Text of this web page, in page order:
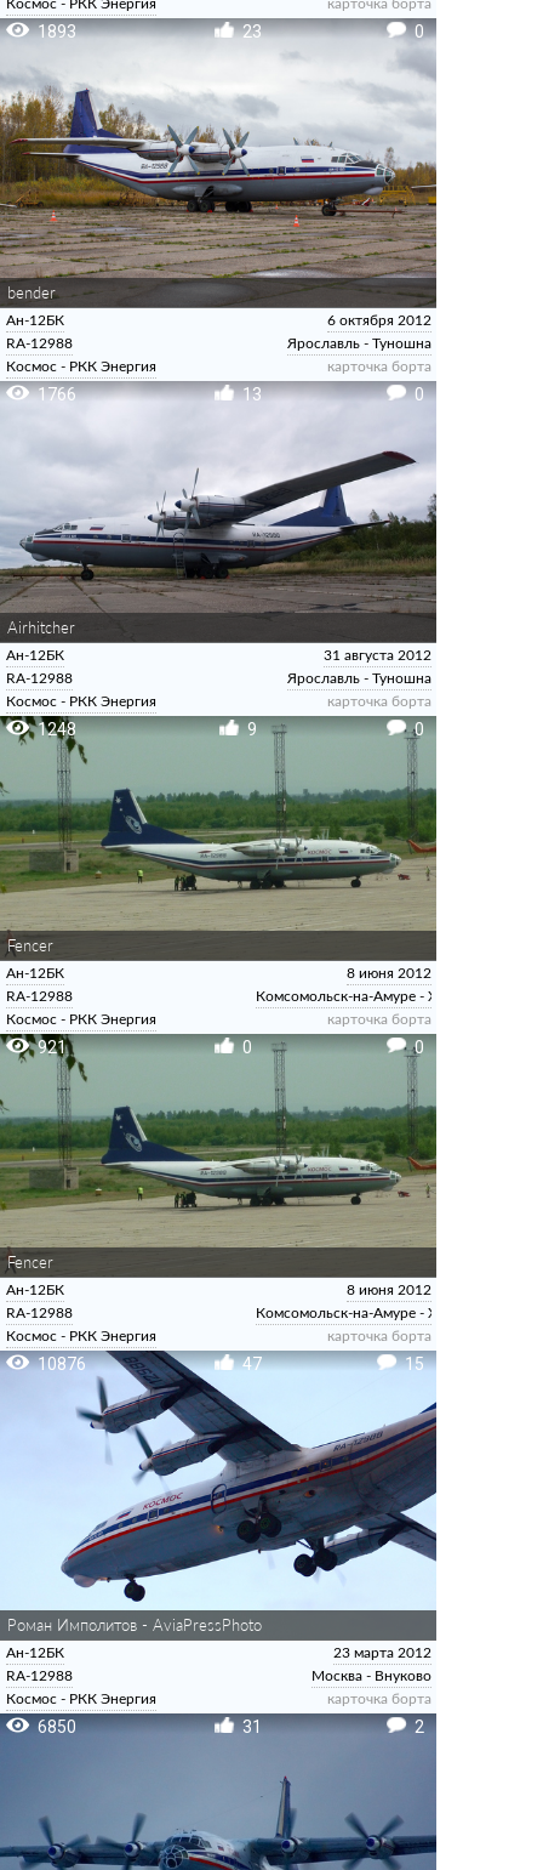
Космос - РКК Энергия карточка борта
1893 23 0
bender
Ан-12БК
RA-12988
Космос - РКК Энергия
6 октября 2012
Ярославль - Туношна
карточка борта
1766 13 0
Airhitcher
Ан-12БК
RA-12988
Космос - РКК Энергия
31 августа 2012
Ярославль - Туношна
карточка борта
1248 9 0
Fencer
Ан-12БК
RA-12988
Космос - РКК Энергия
8 июня 2012
Комсомольск-на-Амуре - Хурба
карточка борта
921 0 0
Fencer
Ан-12БК
RA-12988
Космос - РКК Энергия
8 июня 2012
Комсомольск-на-Амуре - Хурба
карточка борта
10876 47 15
Роман Имполитов - AviaPressPhoto
Ан-12БК
RA-12988
Космос - РКК Энергия
23 марта 2012
Москва - Внуково
карточка борта
6850 31 2